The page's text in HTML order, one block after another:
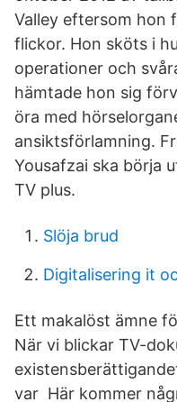
Valley eftersom hon
flickor. Hon sköts i
operationer och
hämtade hon sig
öra med
ansiktsförlamning.
Yousafzai ska börja
TV plus.
Slöja brud
Digitalisering it
Ett makalöst ämne
När vi blickar TV-
var Här kommer